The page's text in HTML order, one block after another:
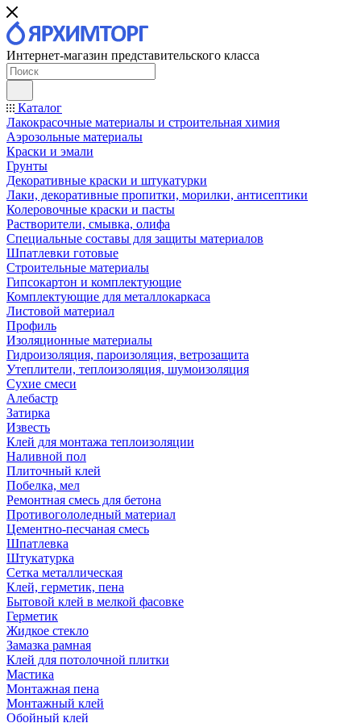
Интернет-магазин представительского класса
Каталог
Лакокрасочные материалы и строительная химия
Аэрозольные материалы
Краски и эмали
Грунты
Декоративные краски и штукатурки
Лаки, декоративные пропитки, морилки, антисептики
Колеровочные краски и пасты
Растворители, смывка, олифа
Специальные составы для защиты материалов
Шпатлевки готовые
Строительные материалы
Гипсокартон и комплектующие
Комплектующие для металлокаркаса
Листовой материал
Профиль
Изоляционные материалы
Гидроизоляция, пароизоляция, ветрозащита
Утеплители, теплоизоляция, шумоизоляция
Сухие смеси
Алебастр
Затирка
Известь
Клей для монтажа теплоизоляции
Наливной пол
Плиточный клей
Побелка, мел
Ремонтная смесь для бетона
Противогололедный материал
Цементно-песчаная смесь
Шпатлевка
Штукатурка
Сетка металлическая
Клей, герметик, пена
Бытовой клей в мелкой фасовке
Герметик
Жидкое стекло
Замазка рамная
Клей для потолочной плитки
Мастика
Монтажная пена
Монтажный клей
Обойный клей